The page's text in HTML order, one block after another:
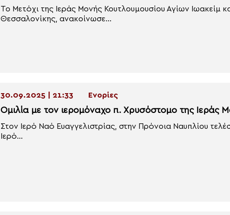
Το Μετόχι της Ιεράς Μονής Κουτλουμουσίου Αγίων Ιωακείμ
Θεσσαλονίκης, ανακοίνωσε...
30.09.2025 | 21:33 Ενορίες
Ομιλία με τον ιερομόναχο π. Χρυσόστομο της Ιεράς
Στον Ιερό Ναό Ευαγγελιστρίας, στην Πρόνοια Ναυπλίου
Ιερό...